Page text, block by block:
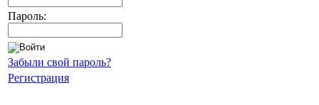
Пароль:
Забыли свой пароль?
Регистрация